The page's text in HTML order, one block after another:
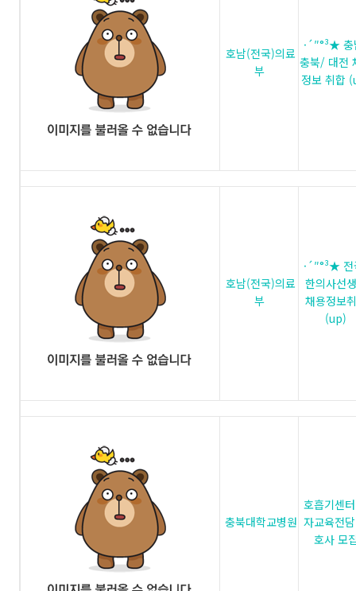
호남(전국)의료
부
·´″°³★
충북/ 대전
정보 취합
호남(전국)의료
부
·´″°³★
한의사선
채용정보
(up)
충북대학교병원
호흡기센
자교육전
호사 모